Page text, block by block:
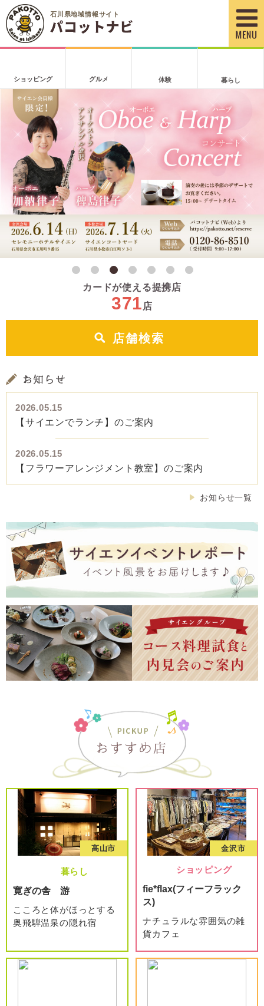
石川県地域情報サイト
ショッピング グルメ 体験 暮らし
カードが使える提携店
371 店
[ 店舗検索
2026.05.15
【サイエンでランチ】のご案内
2026.05.15
【フラワーアレンジメント教室】のご案内
Ñ お知らせ一覧
高山市
暮らし
寛ぎの舎 游
こころと体がほっとする
奥飛騨温泉の隠れ宿
金沢市
ショッピング
fie*flax(フィーフラック
ス)
ナチュラルな雰囲気の雑
貨カフェ